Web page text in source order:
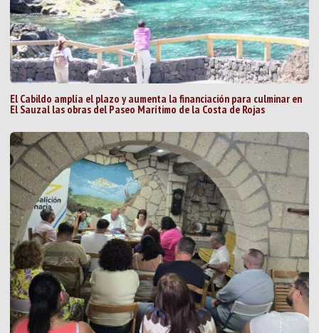
El Cabildo amplía el plazo y aumenta la financiación para culminar en
El Sauzal las obras del Paseo Marítimo de la Costa de Rojas